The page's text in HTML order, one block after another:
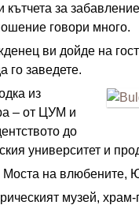
кътчета за
говори много.
ви дойде на
го заведете.
из
– от ЦУМ и
до
университет и
Моста на влюбените,
музей,